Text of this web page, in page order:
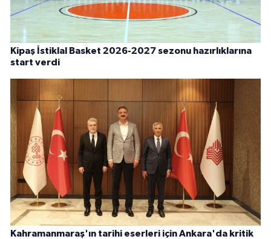
Kipaş İstiklal Basket 2026-2027 sezonu hazırlıklarına
start verdi
Kahramanmaraş'ın tarihi eserleri için Ankara'da kritik